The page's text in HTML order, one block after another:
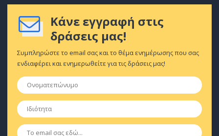
Κάνε εγγραφή στις
δράσεις μας!
Συμπληρώστε το email σας και το θέμα ενημέρωσης που σας
ενδιαφέρει και ενημερωθείτε για τις δράσεις μας!
Ονοματεπώνυμο
Ιδιότητα
Email